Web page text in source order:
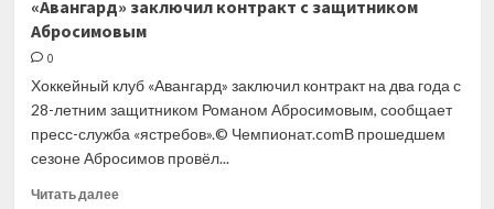
«Авангард» заключил контракт с защитником
Абросимовым
0
Хоккейный клуб «Авангард» заключил контракт на два года с
28-летним защитником Романом Абросимовым, сообщает
пресс-служба «ястребов».© Чемпионат.comВ прошедшем
сезоне Абросимов провёл...
Читать далееПрочитать